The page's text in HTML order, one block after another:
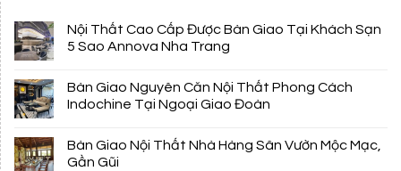
Nội Thất Cao Cấp Được Bàn Giao Tại Khách Sạn
5 Sao Annova Nha Trang
Bàn Giao Nguyên Căn Nội Thất Phong Cách
Indochine Tại Ngoại Giao Đoàn
Bàn Giao Nội Thất Nhà Hàng Sân Vườn Mộc Mạc,
Gần Gũi